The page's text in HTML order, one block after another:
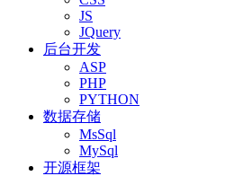
JS
JQuery
后台开发
ASP
PHP
PYTHON
数据存储
MsSql
MySql
开源框架